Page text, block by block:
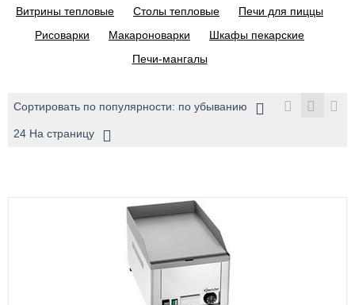
Витрины тепловые
Столы тепловые
Печи для пиццы
Рисоварки
Макароноварки
Шкафы пекарские
Печи-мангалы
Сортировать по популярности: по убыванию
24 На страницу